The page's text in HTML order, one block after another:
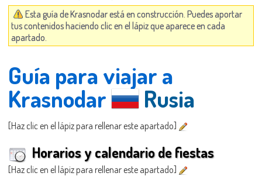
Esta guía de Krasnodar está en construcción. Puedes aportar
tus contenidos haciendo clic en el lápiz que aparece en cada
apartado.
Guía para viajar a
Krasnodar
Rusia
[Haz clic en el lápiz para rellenar este apartado]
Horarios y calendario de fiestas
[Haz clic en el lápiz para rellenar este apartado]